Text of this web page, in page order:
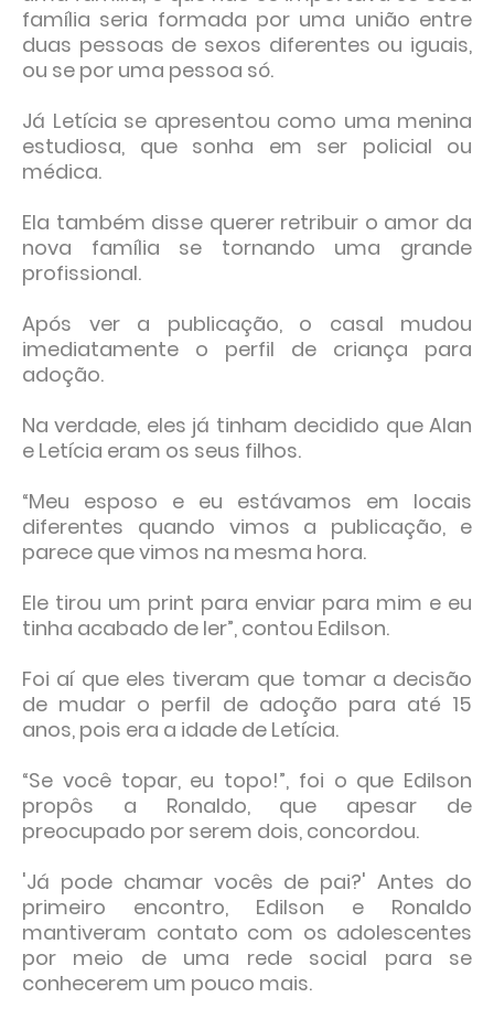
família seria formada por uma união entre
duas pessoas de sexos diferentes ou iguais,
ou se por uma pessoa só.
Já Letícia se apresentou como uma menina
estudiosa, que sonha em ser policial ou
médica.
Ela também disse querer retribuir o amor da
nova família se tornando uma grande
profissional.
Após ver a publicação, o casal mudou
imediatamente o perfil de criança para
adoção.
Na verdade, eles já tinham decidido que Alan
e Letícia eram os seus filhos.
“Meu esposo e eu estávamos em locais
diferentes quando vimos a publicação, e
parece que vimos na mesma hora.
Ele tirou um print para enviar para mim e eu
tinha acabado de ler”, contou Edilson.
Foi aí que eles tiveram que tomar a decisão
de mudar o perfil de adoção para até 15
anos, pois era a idade de Letícia.
“Se você topar, eu topo!”, foi o que Edilson
propôs a Ronaldo, que apesar de
preocupado por serem dois, concordou.
'Já pode chamar vocês de pai?' Antes do
primeiro encontro, Edilson e Ronaldo
mantiveram contato com os adolescentes
por meio de uma rede social para se
conhecerem um pouco mais.